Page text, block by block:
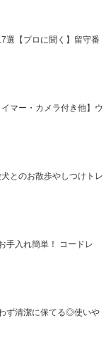
選【プロに聞く】留守番
マー・カメラ付き他】ウ
とのお散歩やしつけトレ
手入れ簡単！ コードレ
ず清潔に保てる◎使いや